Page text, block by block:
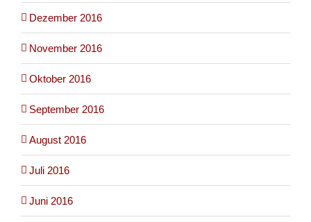
Dezember 2016
November 2016
Oktober 2016
September 2016
August 2016
Juli 2016
Juni 2016